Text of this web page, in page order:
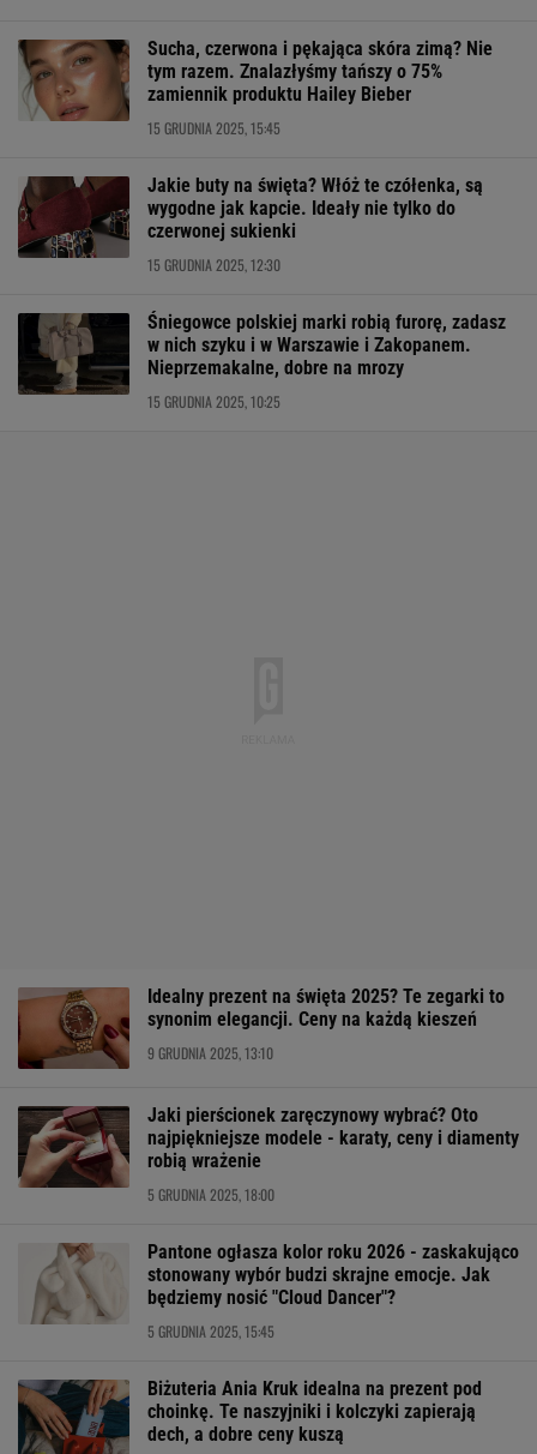
Sucha, czerwona i pękająca skóra zimą? Nie
tym razem. Znalazłyśmy tańszy o 75%
zamiennik produktu Hailey Bieber
15 GRUDNIA 2025, 15:45
Jakie buty na święta? Włóż te czółenka, są
wygodne jak kapcie. Ideały nie tylko do
czerwonej sukienki
15 GRUDNIA 2025, 12:30
Śniegowce polskiej marki robią furorę, zadasz
w nich szyku i w Warszawie i Zakopanem.
Nieprzemakalne, dobre na mrozy
15 GRUDNIA 2025, 10:25
Idealny prezent na święta 2025? Te zegarki to
synonim elegancji. Ceny na każdą kieszeń
9 GRUDNIA 2025, 13:10
Jaki pierścionek zaręczynowy wybrać? Oto
najpiękniejsze modele - karaty, ceny i diamenty
robią wrażenie
5 GRUDNIA 2025, 18:00
Pantone ogłasza kolor roku 2026 - zaskakująco
stonowany wybór budzi skrajne emocje. Jak
będziemy nosić "Cloud Dancer"?
5 GRUDNIA 2025, 15:45
Biżuteria Ania Kruk idealna na prezent pod
choinkę. Te naszyjniki i kolczyki zapierają
dech, a dobre ceny kuszą